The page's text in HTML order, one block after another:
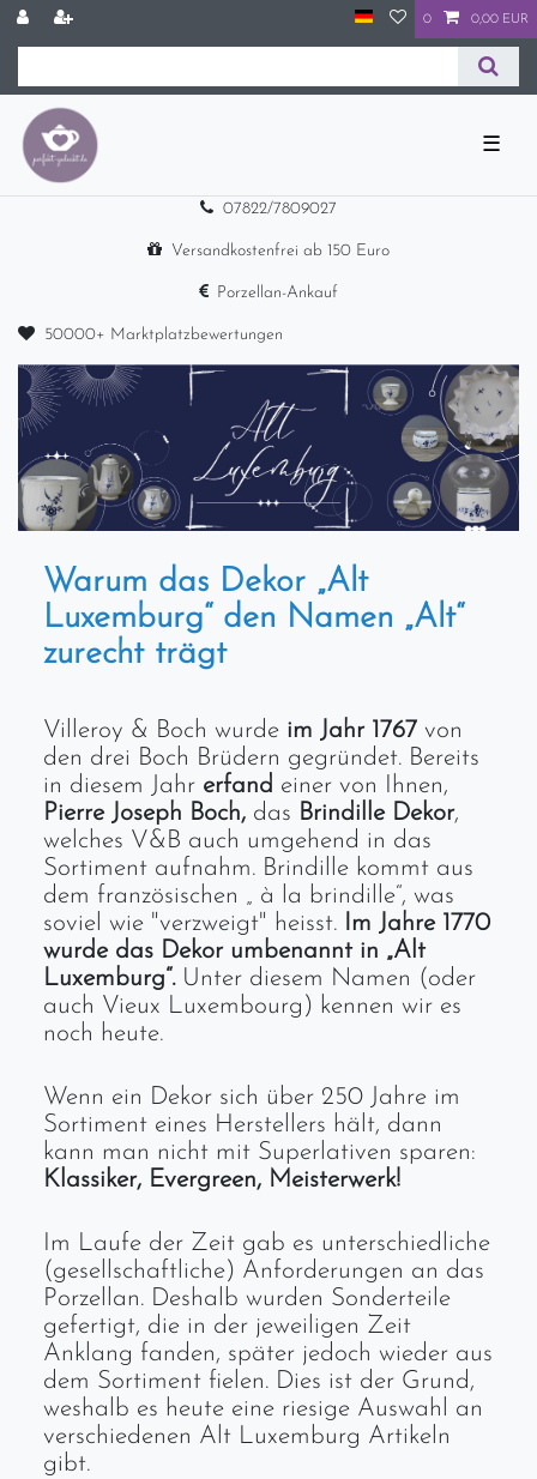
0 0,00 EUR
☰
07822/7809027
Versandkostenfrei ab 150 Euro
Porzellan-Ankauf
50000+ Marktplatzbewertungen
Warum das Dekor „Alt
Luxemburg“ den Namen „Alt“
zurecht trägt
Villeroy & Boch wurde im Jahr 1767 von
den drei Boch Brüdern gegründet. Bereits
in diesem Jahr erfand einer von Ihnen,
Pierre Joseph Boch, das Brindille Dekor,
welches V&B auch umgehend in das
Sortiment aufnahm. Brindille kommt aus
dem französischen „ à la brindille“, was
soviel wie "verzweigt" heisst. Im Jahre 1770
wurde das Dekor umbenannt in „Alt
Luxemburg“.Unter diesem Namen (oder
auch Vieux Luxembourg) kennen wir es
noch heute.
Wenn ein Dekor sich über 250 Jahre im
Sortiment eines Herstellers hält, dann
kann man nicht mit Superlativen sparen:
Klassiker, Evergreen, Meisterwerk!
Im Laufe der Zeit gab es unterschiedliche
(gesellschaftliche) Anforderungen an das
Porzellan. Deshalb wurden Sonderteile
gefertigt, die in der jeweiligen Zeit
Anklang fanden, später jedoch wieder aus
dem Sortiment fielen. Dies ist der Grund,
weshalb es heute eine riesige Auswahl an
verschiedenen Alt Luxemburg Artikeln
gibt.